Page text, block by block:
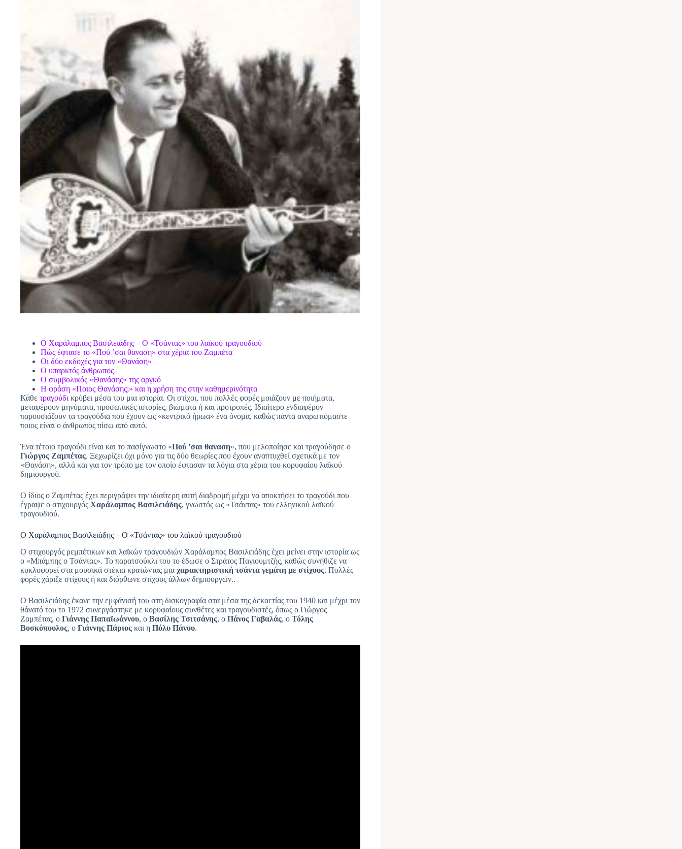
Ο Χαράλαμπος Βασιλειάδης – Ο «Τσάντας» του λαϊκού τραγουδιού
Πώς έφτασε το «Πού ’σαι θαναση» στα χέρια του Ζαμπέτα
Οι δύο εκδοχές για τον «Θανάση»
Ο υπαρκτός άνθρωπος
Ο συμβολικός «Θανάσης» της αργκό
Η φράση «Ποιος Θανάσης;» και η χρήση της στην καθημερινότητα
Κάθε τραγούδι κρύβει μέσα του μια ιστορία. Οι στίχοι, που πολλές φορές μοιάζουν με ποιήματα,
μεταφέρουν μηνύματα, προσωπικές ιστορίες, βιώματα ή και προτροπές. Ιδιαίτερο ενδιαφέρον
παρουσιάζουν τα τραγούδια που έχουν ως «κεντρικό ήρωα» ένα όνομα, καθώς πάντα αναρωτιόμαστε
ποιος είναι ο άνθρωπος πίσω από αυτό.
Ένα τέτοιο τραγούδι είναι και το πασίγνωστο «Πού ’σαι θαναση», που μελοποίησε και τραγούδησε ο
Γιώργος Ζαμπέτας. Ξεχωρίζει όχι μόνο για τις δύο θεωρίες που έχουν αναπτυχθεί σχετικά με τον
«Θανάση», αλλά και για τον τρόπο με τον οποίο έφτασαν τα λόγια στα χέρια του κορυφαίου λαϊκού
δημιουργού.
Ο ίδιος ο Ζαμπέτας έχει περιγράψει την ιδιαίτερη αυτή διαδρομή μέχρι να αποκτήσει το τραγούδι που
έγραψε ο στιχουργός Χαράλαμπος Βασιλειάδης, γνωστός ως «Τσάντας» του ελληνικού λαϊκού
τραγουδιού.
Ο Χαράλαμπος Βασιλειάδης – Ο «Τσάντας» του λαϊκού τραγουδιού
Ο στιχουργός ρεμπέτικων και λαϊκών τραγουδιών Χαράλαμπος Βασιλειάδης έχει μείνει στην ιστορία ως
ο «Μπάμπης ο Τσάντας». Το παρατσούκλι του το έδωσε ο Στράτος Παγιουμτζής, καθώς συνήθιζε να
κυκλοφορεί στα μουσικά στέκια κρατώντας μια χαρακτηριστική τσάντα γεμάτη με στίχους. Πολλές
φορές χάριζε στίχους ή και διόρθωνε στίχους άλλων δημιουργών..
Ο Βασιλειάδης έκανε την εμφάνισή του στη δισκογραφία στα μέσα της δεκαετίας του 1940 και μέχρι τον
θάνατό του το 1972 συνεργάστηκε με κορυφαίους συνθέτες και τραγουδιστές, όπως ο Γιώργος
Ζαμπέτας, ο Γιάννης Παπαϊωάννου, ο Βασίλης Τσιτσάνης, ο Πάνος Γαβαλάς, ο Τόλης
Βοσκόπουλος, ο Γιάννης Πάριος και η Πόλυ Πάνου.